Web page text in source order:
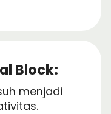
Block:
menjadi